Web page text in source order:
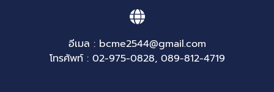
อีเมล : bcme2544@gmail.com
โทรศัพท์ : 02-975-0828, 089-812-4719